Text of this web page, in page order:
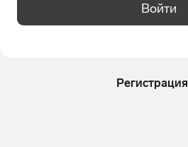
Войти
Регистрация